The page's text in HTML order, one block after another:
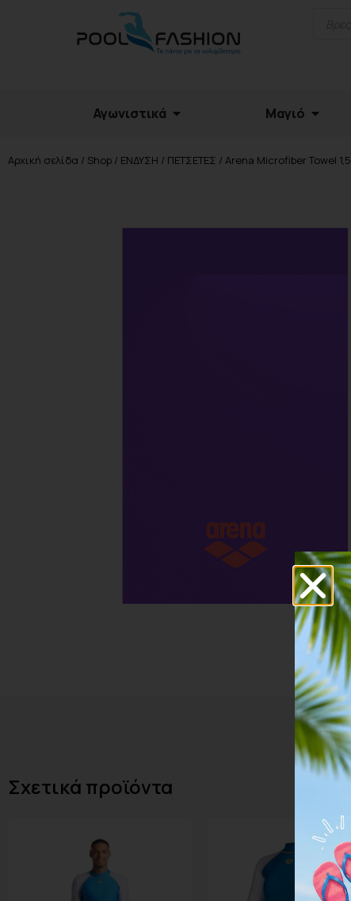
Αγωνιστικά Μαγιό
Αρχική σελίδα / Shop / ΕΝΔΥΣΗ / ΠΕΤΣΕΤΕΣ / Arena Microfiber Towel
Σχετικά προϊόντα